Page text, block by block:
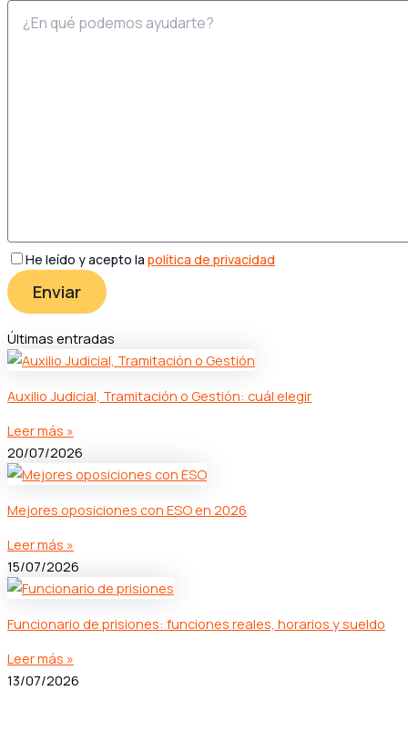
He leído y acepto la política de privacidad
Últimas entradas
Auxilio Judicial, Tramitación o Gestión: cuál elegir
Leer más »
20/07/2026
Mejores oposiciones con ESO en 2026
Leer más »
15/07/2026
Funcionario de prisiones: funciones reales, horarios y sueldo
Leer más »
13/07/2026